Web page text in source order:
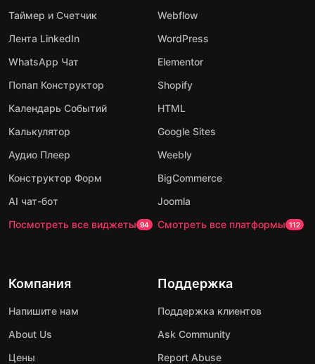
Таймер и Счетчик
Лента LinkedIn
WhatsApp Чат
Попап Конструктор
Календарь Событий
Калькулятор
Аудио Плеер
Конструктор Форм
AI чат-бот
Посмотреть все виджеты 94
Webflow
WordPress
Elementor
Shopify
HTML
Google Sites
Weebly
BigCommerce
Joomla
Смотреть все платформы 112
Компания
Напишите нам
About Us
Цены
Поддержка
Поддержка клиентов
Ask Community
Report Abuse